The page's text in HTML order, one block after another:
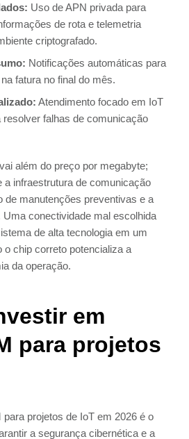
Uso de APN privada para
de rota e telemetria
criptografado.
Notificações automáticas para
fatura no final do mês.
Atendimento focado em IoT
resolver falhas de comunicação
além do preço por megabyte;
a infraestrutura de comunicação
de manutenções preventivas e a
Uma conectividade mal escolhida
de alta tecnologia em um
o chip correto potencializa a
da operação.
em
para projetos
projetos de IoT em 2026 é o
a segurança cibernética e a